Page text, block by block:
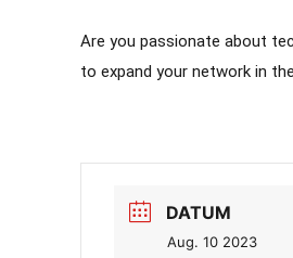
Are you passionate about
to expand your network in
DATUM
Aug. 10 2023